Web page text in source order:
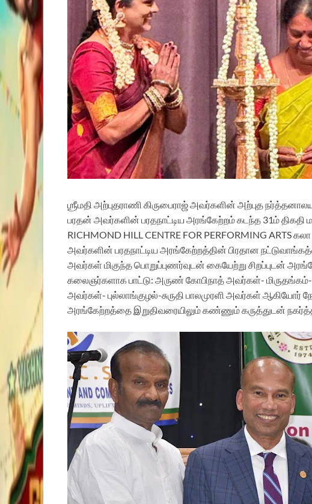
ஶ்ரீமதி அற்புதராணி கிருபைராஜ் அவர்களின் அற்புத
பரதன் அவர்களின் பரதநாட்டிய அரங்கேற்றம் கடந்த 31ம்
RICHMOND HILL CENTRE FOR PERFORMING ARTS
அவர்களின் பரதநாட்டிய அரங்கேற்றத்தின் பிரதான
அவர்கள் மிகுந்த பொறுப்புணர்வுடன் கையேற்று சிறப்புடன்
கலைஞர்களாக பாட்டு: அருண் கோபிநாத் அவர்கள்-
அவர்கள்- புல்லாங்குழல்-சுருதி பாலமுரளி அவர்கள் ஆகியோர்
அரங்கேற்றத்தை இறுதிவரையிலும் கண்ணும் கருத்துடன்